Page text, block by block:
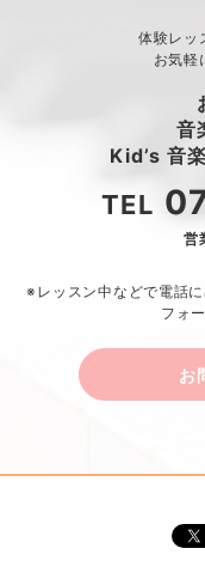
体験レッ
お気軽
音
Kid’s 音
TEL
営
※レッスン中などで電話
フォ
お